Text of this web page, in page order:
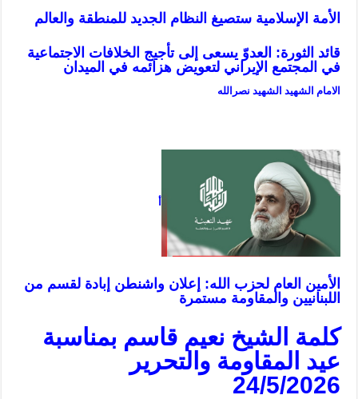
الأمة الإسلامية ستصيغ النظام الجديد للمنطقة والعالم
قائد الثورة: العدوّ يسعى إلى تأجيج الخلافات الاجتماعية
في المجتمع الإيراني لتعويض هزائمه في الميدان
الامام الشهيد الشهيد نصرالله
أ
الأمين العام لحزب الله: إعلان واشنطن إبادة لقسم من
اللبنانيين والمقاومة مستمرة
كلمة الشيخ نعيم قاسم بمناسبة
عيد المقاومة والتحرير
24/5/2026